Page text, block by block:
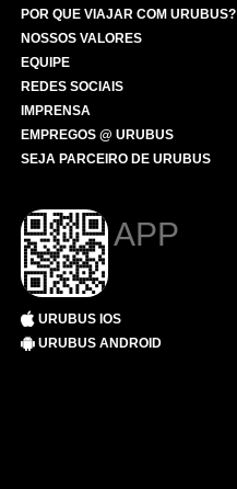
POR QUE VIAJAR COM URUBUS?
NOSSOS VALORES
EQUIPE
REDES SOCIAIS
IMPRENSA
EMPREGOS @ URUBUS
SEJA PARCEIRO DE URUBUS
APP
URUBUS IOS
URUBUS ANDROID